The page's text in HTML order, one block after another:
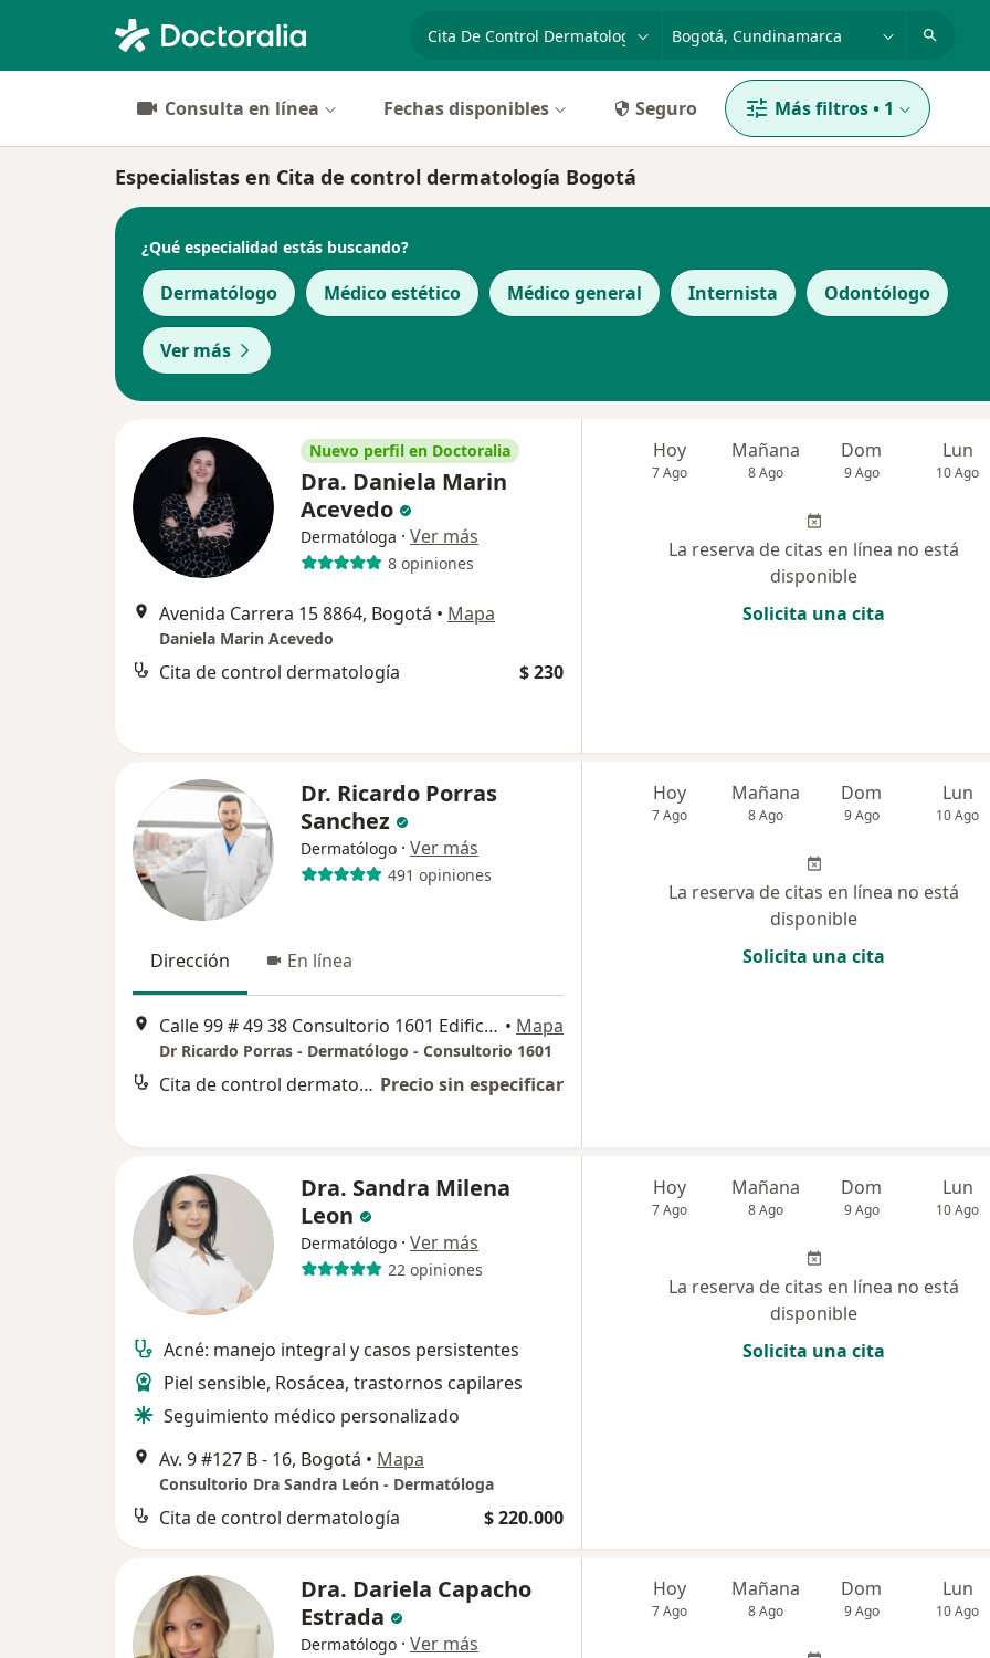
especialidad, enfermedad o nombre
p. ej. Bogotá
Consulta en línea Fechas disponibles Seguro Más filtros• 1
Especialistas en Cita de control dermatología Bogotá
¿Qué especialidad estás buscando?
Dermatólogo Médico estético Médico general Internista Odontólogo
Ver más
Nuevo perfil en Doctoralia
Dra. Daniela Marin
Acevedo
Dermatóloga · Ver más
8 opiniones
Avenida Carrera 15 8864, Bogotá • Mapa
Daniela Marin Acevedo
Cita de control dermatología $ 230
Hoy
7 Ago
Mañana
8 Ago
Dom
9 Ago
Lun
10 Ago
La reserva de citas en línea no está
disponible
Solicita una cita
Dr. Ricardo Porras
Sanchez
Dermatólogo · Ver más
491 opiniones
Dirección En línea
Calle 99 # 49 38 Consultorio 1601 Edificio Centum Business, Bogotá • Mapa
Dr Ricardo Porras - Dermatólogo - Consultorio 1601
Cita de control dermatología Precio sin especificar
Hoy
7 Ago
Mañana
8 Ago
Dom
9 Ago
Lun
10 Ago
La reserva de citas en línea no está
disponible
Solicita una cita
Dra. Sandra Milena
Leon
Dermatólogo · Ver más
22 opiniones
Acné: manejo integral y casos persistentes
Piel sensible, Rosácea, trastornos capilares
Seguimiento médico personalizado
Av. 9 #127 B - 16, Bogotá • Mapa
Consultorio Dra Sandra León - Dermatóloga
Cita de control dermatología $ 220.000
Hoy
7 Ago
Mañana
8 Ago
Dom
9 Ago
Lun
10 Ago
La reserva de citas en línea no está
disponible
Solicita una cita
Dra. Dariela Capacho
Estrada
Dermatólogo · Ver más
Hoy
7 Ago
Mañana
8 Ago
Dom
9 Ago
Lun
10 Ago